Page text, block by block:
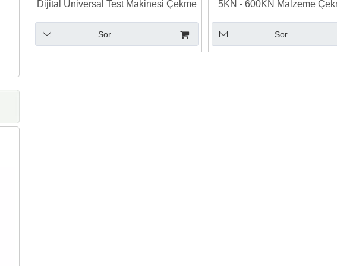
Dijital Üniversal Test Makinesi Çekme
Bükme Sıkıştırma Kesme Testi
Sor
5KN - 600KN Malzeme
Cihazı
Sor